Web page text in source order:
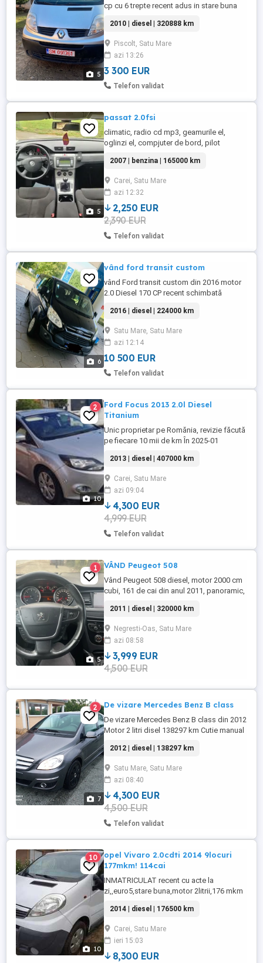
5
cp cu 6 trepte recent adus in stare buna
2010 | diesel | 320888 km
Piscolt, Satu Mare
azi 13:26
3 300 EUR
Telefon validat
5
passat 2.0fsi
climatic, radio cd mp3, geamurile el,
oglinzi el, compjuter de bord, pilot
centralizata cu telecomanda, cotiera,
incalzire de scaun,
2007 | benzina | 165000 km
Carei, Satu Mare
azi 12:32
2,250 EUR
2,390 EUR
Telefon validat
6
vând ford transit custom
vând Ford transit custom din 2016 motor
2.0 Diesel 170 CP recent schimbată
reprezentată dețin și garanție roțile
schimbate ( imperial M+S ) 230.000 KM
dotări : pilot automat faruri automate line
asist asistentă în rampă navigație cu
bluetooth 5 locuri ...
2016 | diesel | 224000 km
Satu Mare, Satu Mare
azi 12:14
10 500 EUR
Telefon validat
10
2
Ford Focus 2013 2.0l Diesel
Titanium
Unic proprietar pe Romănia, revizie făcută
pe fiecare 10 mii de km În 2025-01
Funcționează impecabil, cu mici
defecțiuni esthetice la caroserie. Sunt
afișate și în poze. Se vinde cu patru
cauciucuri de vară cu jeante aliaj. Istoric
verificabil. Alte detalii la telefon. Preț ...
2013 | diesel | 407000 km
Carei, Satu Mare
azi 09:04
4,300 EUR
4,999 EUR
Telefon validat
5
1 VÂND Peugeot 508
Vând Peugeot 508 diesel, motor 2000 cm
cubi, 161 de cai din anul 2011, panoramic,
adusă din Austria. Mașina a fost de
curând în revizie totală ( 300000 km ) și i s-
a schimbat kit distribuție, kit ambreiaj
volantă. Acum are filtrele schimbate, uleiul
s anvelope ...
2011 | diesel | 320000 km
Negresti-Oas, Satu Mare
azi 08:58
3,999 EUR
4,500 EUR
7
2 De vizare Mercedes Benz B class
De vizare Mercedes Benz B class din 2012
Motor 2 litri disel 138297 km Cutie manual
2012 | diesel | 138297 km
Satu Mare, Satu Mare
azi 08:40
4,300 EUR
4,500 EUR
Telefon validat
10
10
opel Vivaro 2.0cdti 2014 9locuri
177mkm! 114cai
INMATRICULAT recent cu acte la
zi,,euro5,stare buna,motor 2litrii,176 mkm
abs,esp,,airbag,Cirlig,usi duble pe
spate,camera marsalier,volan
reglabil,inchidere centralizata cu
telecomanda,2chei,cauciucuri C ,totul
reglabil,autoturism M1 cu 9locuri.taxe mici
2014 | diesel | 176500 km
Carei, Satu Mare
ieri 15:03
8,300 EUR